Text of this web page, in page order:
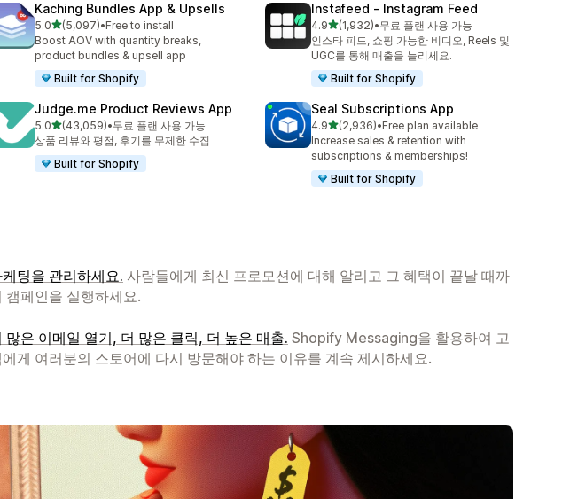
Kaching Bundles App & Upsells
5.0별 5개 중
(5,097)
총 리뷰 5097개
•Free to install
Boost AOV with quantity breaks,
product bundles & upsell app
Built for Shopify
Instafeed ‑ Instagram Feed
4.9별 5개 중
(1,932)
총 리뷰 1932개
•무료 플랜 사용 가능
인스타 피드, 쇼핑 가능한 비디오, Reels 및
UGC를 통해 매출을 늘리세요.
Built for Shopify
Judge.me Product Reviews App
5.0별 5개 중
(43,059)
총 리뷰 43059개
•무료 플랜 사용 가능
상품 리뷰와 평점, 후기를 무제한 수집
Built for Shopify
Seal Subscriptions App
4.9별 5개 중
(2,936)
총 리뷰 2936개
•Free plan available
Increase sales & retention with
subscriptions & memberships!
Built for Shopify
케팅을 관리하세요. 사람들에게 최신 프로모션에 대해 알리고 그 혜택이 끝날 때까
캠페인을 실행하세요.
많은 이메일 열기, 더 많은 클릭, 더 높은 매출. Shopify Messaging을 활용하여 고
에게 여러분의 스토어에 다시 방문해야 하는 이유를 계속 제시하세요.